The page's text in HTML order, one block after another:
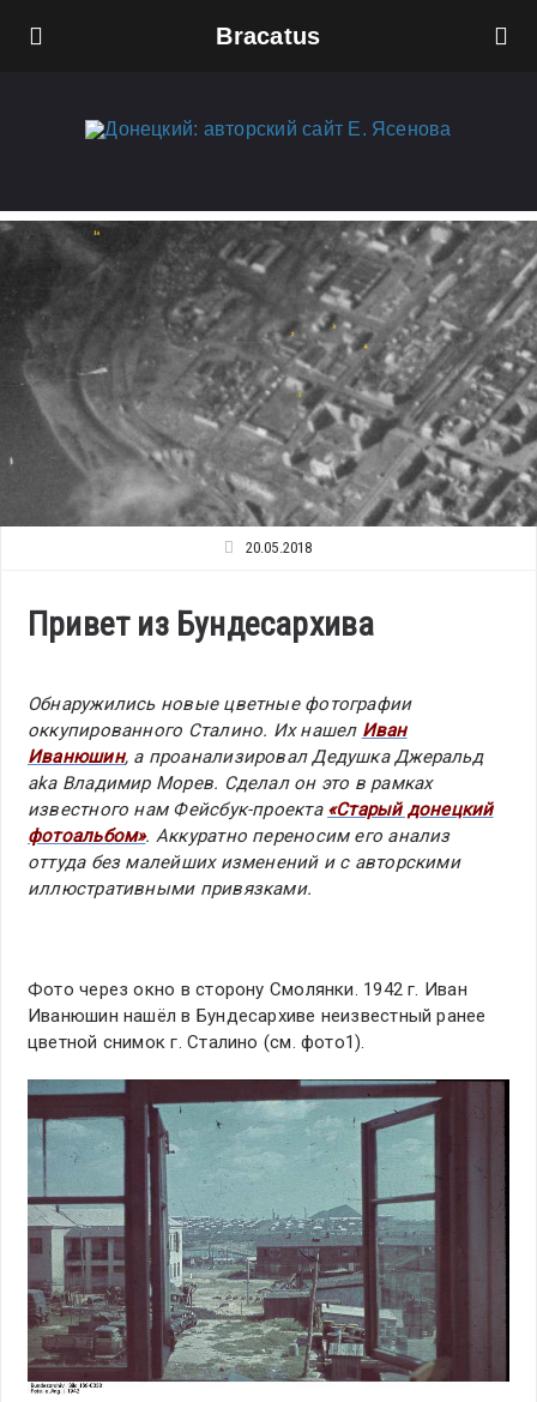
Bracatus
20.05.2018
Привет из Бундесархива
Обнаружились новые цветные фотографии
оккупированного Сталино. Их нашел Иван
Иванюшин, а проанализировал Дедушка Джеральд
aka Владимир Морев. Сделал он это в рамках
известного нам Фейсбук-проекта «Старый донецкий
фотоальбом». Аккуратно переносим его анализ
оттуда без малейших изменений и с авторскими
иллюстративными привязками.
Фото через окно в сторону Смолянки. 1942 г. Иван
Иванюшин нашёл в Бундесархиве неизвестный ранее
цветной снимок г. Сталино (см. фото1).